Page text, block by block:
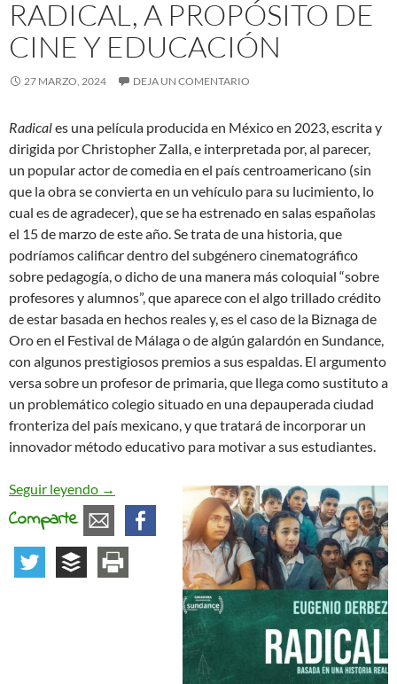
RADICAL, A PROPÓSITO DE
CINE Y EDUCACIÓN
27 MARZO, 2024 DEJA UN COMENTARIO
Radicales una película producida en México en 2023, escrita y
dirigida por Christopher Zalla, e interpretada por, al parecer,
un popular actor de comedia en el país centroamericano (sin
que la obra se convierta en un vehículo para su lucimiento, lo
cual es de agradecer), que se ha estrenado en salas españolas
el 15 de marzo de este año. Se trata de una historia, que
podríamos calificar dentro del subgénero cinematográfico
sobre pedagogía, o dicho de una manera más coloquial “sobre
profesores y alumnos”, que aparece con el algo trillado crédito
de estar basada en hechos reales y, es el caso de la Biznaga de
Oro en el Festival de Málaga o de algún galardón en Sundance,
con algunos prestigiosos premios a sus espaldas. El argumento
versa sobre un profesor de primaria, que llega como sustituto a
un problemático colegio situado en una depauperada ciudad
fronteriza del país mexicano, y que tratará de incorporar un
innovador método educativo para motivar a sus estudiantes.
Seguir leyendo Radical, a propósito de cine y educación
→
Comparte